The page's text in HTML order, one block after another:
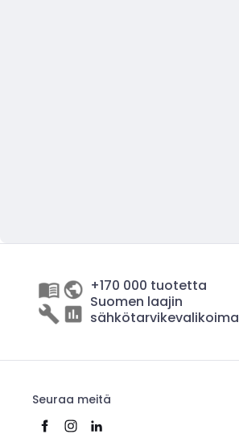
+170 000 tuotetta
Suomen laajin
sähkötarvikevalikoima
Seuraa meitä